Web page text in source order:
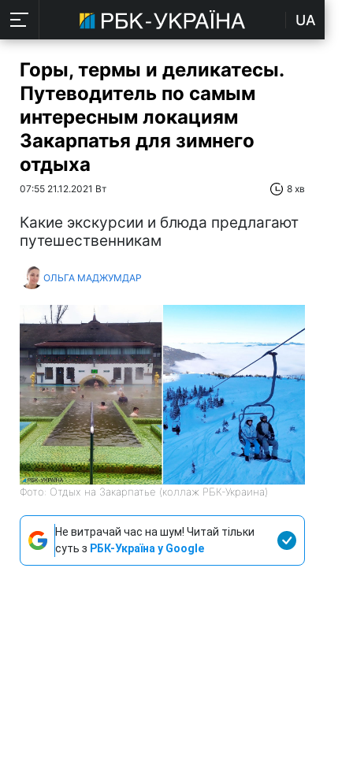
UA
Горы, термы и деликатесы.
Путеводитель по самым
интересным локациям
Закарпатья для зимнего
отдыха
07:55 21.12.2021 Вт 8 хв
Какие экскурсии и блюда предлагают
путешественникам
ОЛЬГА МАДЖУМДАР
Фото: Отдых на Закарпатье (коллаж РБК-Украина)
Не витрачай час на шум! Читай тільки
суть з РБК-Україна у Google